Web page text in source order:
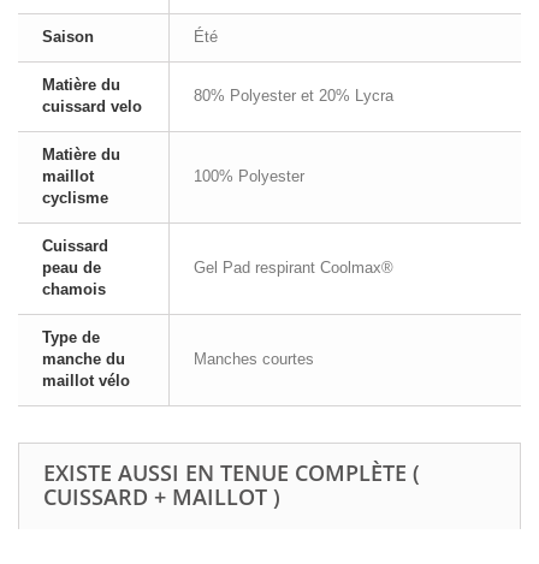
Saison Été
Matière du
cuissard velo
80% Polyester et 20% Lycra
Matière du
maillot
cyclisme
100% Polyester
Cuissard
peau de
chamois
Gel Pad respirant Coolmax®
Type de
manche du
maillot vélo
Manches courtes
EXISTE AUSSI EN TENUE COMPLÈTE (
CUISSARD + MAILLOT )